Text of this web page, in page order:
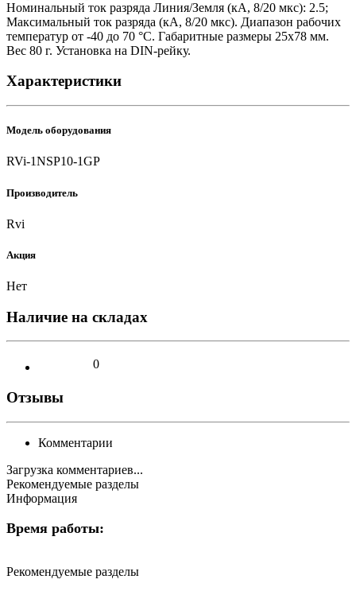
Номинальный ток разряда Линия/Земля (кА, 8/20 мкс): 2.5;
Максимальный ток разряда (кА, 8/20 мкс). Диапазон рабочих
температур от -40 до 70 °С. Габаритные размеры 25х78 мм.
Вес 80 г. Установка на DIN-рейку.
Характеристики
Модель оборудования
RVi-1NSP10-1GP
Производитель
Rvi
Акция
Нет
Наличие на складах
0
Отзывы
Комментарии
Загрузка комментариев...
Рекомендуемые разделы
Информация
Время работы:
Рекомендуемые разделы